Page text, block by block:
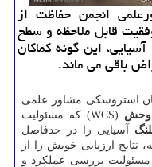
انجمن حفاظت از
قابل ملاحظه و سطح
این گونه كماكان
باقی می ماند.
استروسكی مشاور علمی
وحش
(WCS) كه مسئولیت
آسیایی را در حدفاصل
برعهده داشته، نتایج ارزیابی خویش را از
مسئولیت بررسی عملكرد و